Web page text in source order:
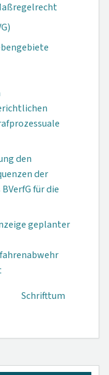
den
der
für die
geplanter
Schrifttum